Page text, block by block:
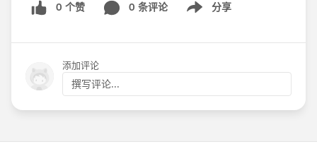
0 个赞 0 条评论 分享
Show menu
添加评论
撰写评论...